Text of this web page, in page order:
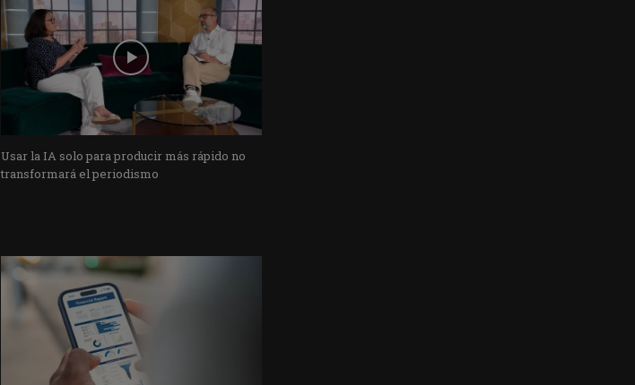
Usar la IA solo para producir más rápido no
transformará el periodismo